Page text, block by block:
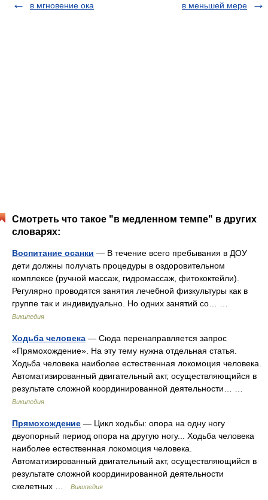
в мгновение ока в меньшей мере
Смотреть что такое "в медленном темпе" в других
словарях:
Воспитание осанки — В течение всего пребывания в ДОУ
дети должны получать процедуры в оздоровительном
комплексе (ручной массаж, гидромассаж, фитококтейли).
Регулярно проводятся занятия лечебной физкультуры как в
группе так и индивидуально. Но одних занятий со… …
Википедия
Ходьба человека — Сюда перенаправляется запрос
«Прямохождение». На эту тему нужна отдельная статья.
Ходьба человека наиболее естественная локомоция человека.
Автоматизированный двигательный акт, осуществляющийся в
результате сложной координированной деятельности… …
Википедия
Прямохождение — Цикл ходьбы: опора на одну ногу
двуопорный период опора на другую ногу... Ходьба человека
наиболее естественная локомоция человека.
Автоматизированный двигательный акт, осуществляющийся в
результате сложной координированной деятельности
скелетных …
Википедия